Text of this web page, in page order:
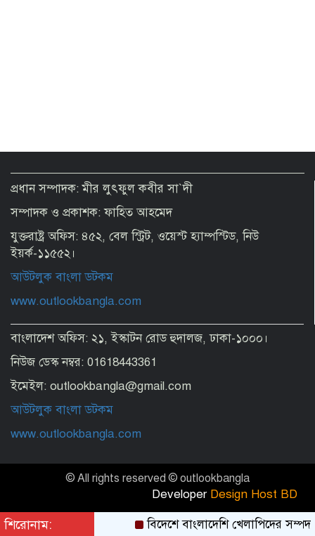
প্রধান সম্পাদক: মীর লুৎফুল কবীর সা`দী
সম্পাদক ও প্রকাশক: ফাহিত আহমেদ
যুক্তরাষ্ট্র অফিস: ৪৫২, বেল স্ট্রিট, ওয়েস্ট হ্যাম্পস্টিড, নিউ
ইয়র্ক-১১৫৫২।
আউটলুক বাংলা ডটকম
www.outlookbangla.com
বাংলাদেশ অফিস: ২১, ইস্কাটন রোড হুদালজ, ঢাকা-১০০০।
নিউজ ডেস্ক নম্বর: 01618443361
ইমেইল: outlookbangla@gmail.com
আউটলুক বাংলা ডটকম
www.outlookbangla.com
শিরোনাম: বিদেশে বাংলাদেশি খেলাপিদের সম্পদ
© All rights reserved © outlookbangla
Developer Design Host BD